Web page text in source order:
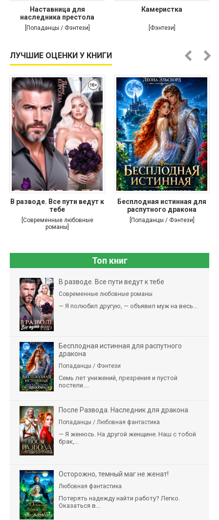
Наставница для
наследника престола
[Попаданцы / Фэнтези]
Камеристка
[Фэнтези]
ЛУЧШИЕ ОЦЕНКИ У КНИГИ
В разводе. Все пути ведут к
тебе
[Современные любовные
романы]
Бесплодная истинная для
распутного дракона
[Попаданцы / Фэнтези]
Топ книг
В разводе. Все пути ведут к тебе
Современные любовные романы
— Я полюбил другую, — объявил муж на весь...
Бесплодная истинная для распутного
дракона
Попаданцы / Фэнтези
Семь лет унижений, презрения и пустой
постели....
После Развода. Наследник для дракона
Попаданцы / Любовная фантастика
— Я женюсь. На другой женщине. Наш с тобой
брак,...
Осторожно, темный маг не женат!
Любовная фантастика
Потерять надежду найти работу? Легко.
Оказаться в...